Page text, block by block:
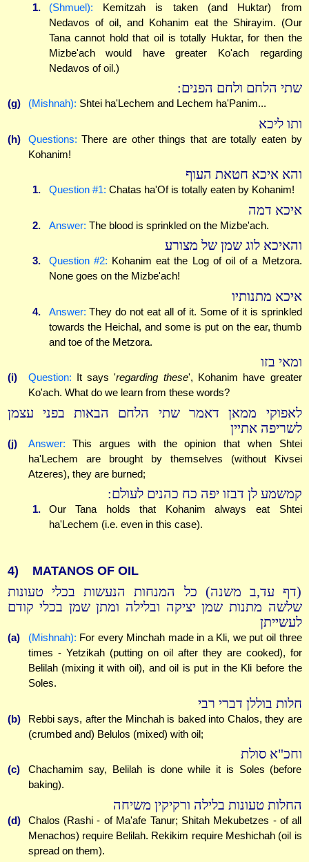
1. (Shmuel): Kemitzah is taken (and Huktar) from
Nedavos of oil, and Kohanim eat the Shirayim. (Our
Tana cannot hold that oil is totally Huktar, for then the
Mizbe'ach would have greater Ko'ach regarding
Nedavos of oil.)
שתי הלחם ולחם הפנים:
(g) (Mishnah): Shtei ha'Lechem and Lechem ha'Panim...
ותו ליכא
(h) Questions: There are other things that are totally eaten by
Kohanim!
והא איכא חטאת העוף
1. Question #1: Chatas ha'Of is totally eaten by Kohanim!
איכא דמה
2. Answer: The blood is sprinkled on the Mizbe'ach.
והאיכא לוג שמן של מצורע
3. Question #2: Kohanim eat the Log of oil of a Metzora.
None goes on the Mizbe'ach!
איכא מתנותיו
4. Answer: They do not eat all of it. Some of it is sprinkled
towards the Heichal, and some is put on the ear, thumb
and toe of the Metzora.
ומאי בזו
(i) Question: It says 'regarding these', Kohanim have greater
Ko'ach. What do we learn from these words?
לאפוקי ממאן דאמר שתי הלחם הבאות בפני עצמן
לשריפה אתיין
(j) Answer: This argues with the opinion that when Shtei
ha'Lechem are brought by themselves (without Kivsei
Atzeres), they are burned;
קמשמע לן דבזו יפה כח כהנים לעולם:
1.
Our Tana holds that Kohanim always eat Shtei
ha'Lechem (i.e. even in this case).
4) MATANOS OF OIL
(דף עד,ב משנה) כל המנחות הנעשות בכלי טעונות
שלשה מתנות שמן יציקה ובלילה ומתן שמן בכלי קודם
לעשייתן
(a) (Mishnah): For every Minchah made in a Kli, we put oil three
times - Yetzikah (putting on oil after they are cooked), for
Belilah (mixing it with oil), and oil is put in the Kli before the
Soles.
חלות בוללן דברי רבי
(b)
Rebbi says, after the Minchah is baked into Chalos, they are
(crumbed and) Belulos (mixed) with oil;
וחכ"א סולת
(c)
Chachamim say, Belilah is done while it is Soles (before
baking).
החלות טעונות בלילה ורקיקין משיחה
(d)
Chalos (Rashi - of Ma'afe Tanur; Shitah Mekubetzes - of all
Menachos) require Belilah. Rekikim require Meshichah (oil is
spread on them).